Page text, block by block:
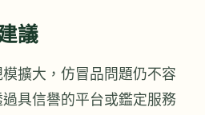
議
擴大，仿冒品問題仍不容
具信譽的平台或鑑定服務